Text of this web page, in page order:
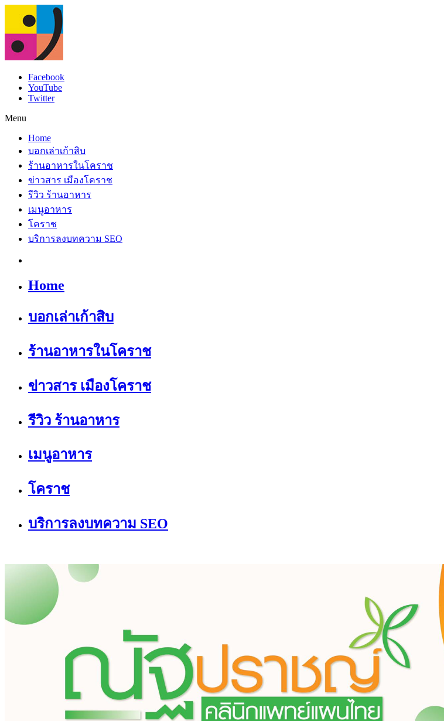
Facebook
YouTube
Twitter
Menu
Home
บอกเล่าเก้าสิบ
ร้านอาหารในโคราช
ข่าวสาร เมืองโคราช
รีวิว ร้านอาหาร
เมนูอาหาร
โคราช
บริการลงบทความ SEO
Home
บอกเล่าเก้าสิบ
ร้านอาหารในโคราช
ข่าวสาร เมืองโคราช
รีวิว ร้านอาหาร
เมนูอาหาร
โคราช
บริการลงบทความ SEO